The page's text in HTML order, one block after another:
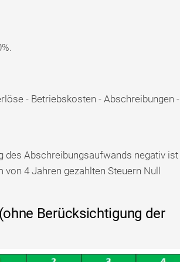
- Betriebskosten - Abschreibungen -
des Abschreibungsaufwands negativ ist
4 Jahren gezahlten Steuern Null
Berücksichtigung der